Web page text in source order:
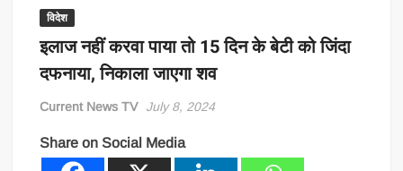
विदेश
इलाज नहीं करवा पाया तो 15 दिन के बेटी को जिंदा
दफनाया, निकाला जाएगा शव
Current News TV July 8, 2024
Share on Social Media